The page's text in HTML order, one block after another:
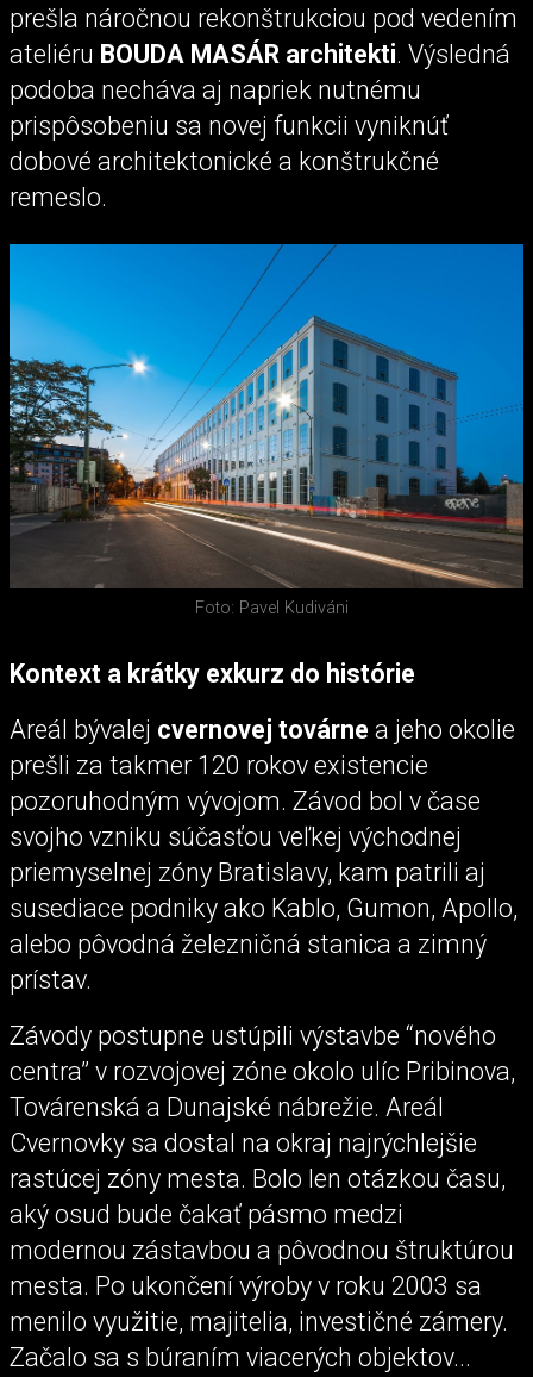
prešla náročnou rekonštrukciou pod vedením
ateliéru BOUDA MASÁR architekti. Výsledná
podoba necháva aj napriek nutnému
prispôsobeniu sa novej funkcii vyniknúť
dobové architektonické a konštrukčné
remeslo.
Foto: Pavel Kudiváni
Kontext a krátky exkurz do histórie
Areál bývalej cvernovej továrne a jeho okolie
prešli za takmer 120 rokov existencie
pozoruhodným vývojom. Závod bol v čase
svojho vzniku súčasťou veľkej východnej
priemyselnej zóny Bratislavy, kam patrili aj
susediace podniky ako Kablo, Gumon, Apollo,
alebo pôvodná železničná stanica a zimný
prístav.
Závody postupne ustúpili výstavbe “nového
centra” v rozvojovej zóne okolo ulíc Pribinova,
Továrenská a Dunajské nábrežie. Areál
Cvernovky sa dostal na okraj najrýchlejšie
rastúcej zóny mesta. Bolo len otázkou času,
aký osud bude čakať pásmo medzi
modernou zástavbou a pôvodnou štruktúrou
mesta. Po ukončení výroby v roku 2003 sa
menilo využitie, majitelia, investičné zámery.
Začalo sa s búraním viacerých objektov...